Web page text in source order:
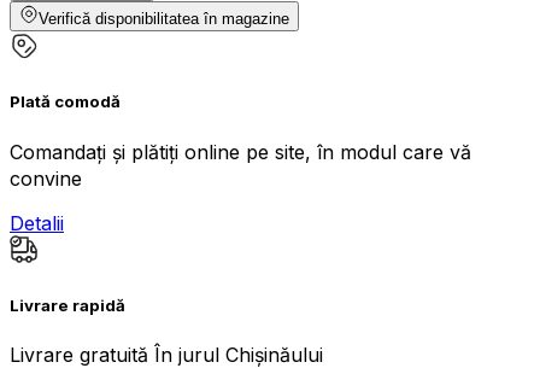
Verifică disponibilitatea în magazine
Plată comodă
Comandați și plătiți online pe site, în modul care vă
convine
Detalii
Livrare rapidă
Livrare gratuită În jurul Chișinăului